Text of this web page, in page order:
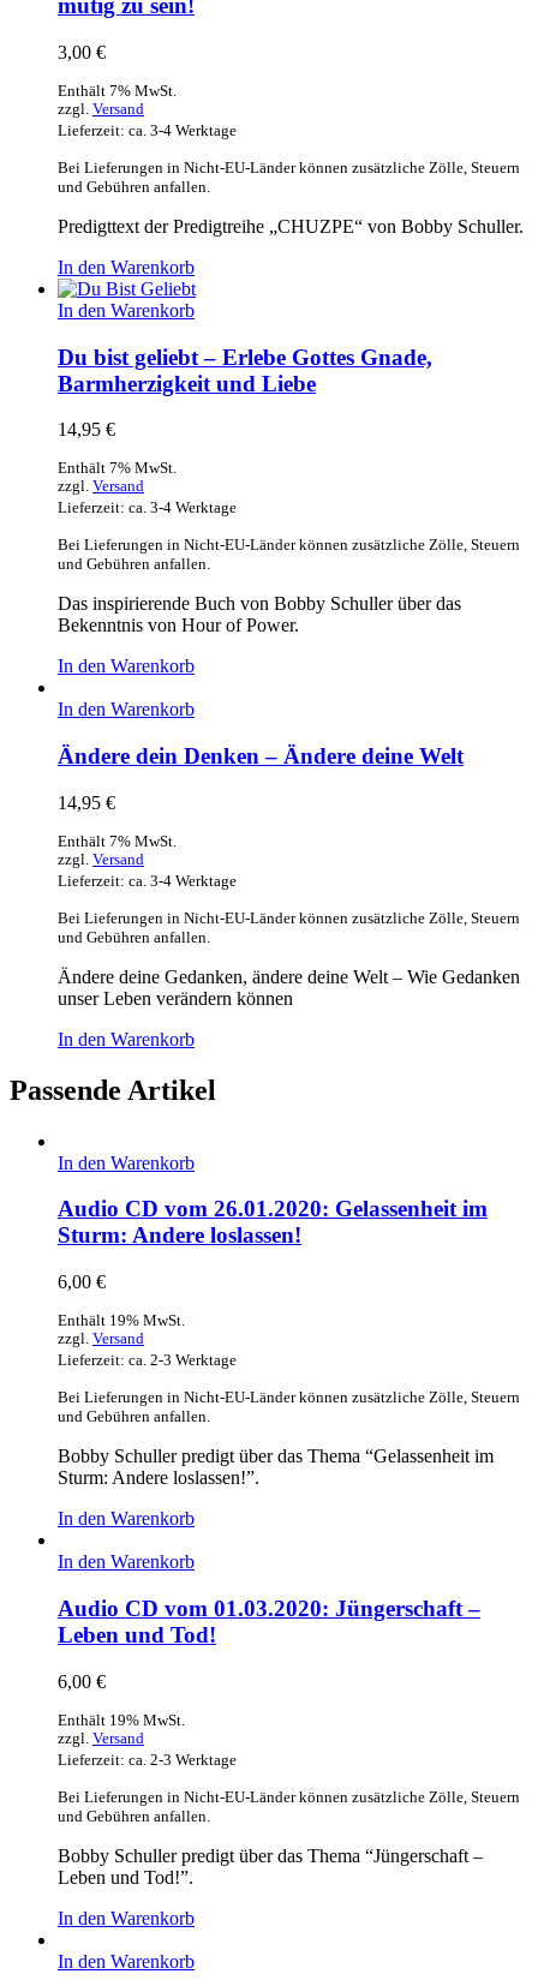
mutig zu sein!
3,00 €
Enthält 7% MwSt.
zzgl. Versand
Lieferzeit: ca. 3-4 Werktage
Bei Lieferungen in Nicht-EU-Länder können zusätzliche Zölle, Steuern
und Gebühren anfallen.
Predigttext der Predigtreihe „CHUZPE“ von Bobby Schuller.
In den Warenkorb
In den Warenkorb
Du bist geliebt – Erlebe Gottes Gnade,
Barmherzigkeit und Liebe
14,95 €
Enthält 7% MwSt.
zzgl. Versand
Lieferzeit: ca. 3-4 Werktage
Bei Lieferungen in Nicht-EU-Länder können zusätzliche Zölle, Steuern
und Gebühren anfallen.
Das inspirierende Buch von Bobby Schuller über das
Bekenntnis von Hour of Power.
In den Warenkorb
In den Warenkorb
Ändere dein Denken – Ändere deine Welt
14,95 €
Enthält 7% MwSt.
zzgl. Versand
Lieferzeit: ca. 3-4 Werktage
Bei Lieferungen in Nicht-EU-Länder können zusätzliche Zölle, Steuern
und Gebühren anfallen.
Ändere deine Gedanken, ändere deine Welt – Wie Gedanken
unser Leben verändern können
In den Warenkorb
Passende Artikel
In den Warenkorb
Audio CD vom 26.01.2020: Gelassenheit im
Sturm: Andere loslassen!
6,00 €
Enthält 19% MwSt.
zzgl. Versand
Lieferzeit: ca. 2-3 Werktage
Bei Lieferungen in Nicht-EU-Länder können zusätzliche Zölle, Steuern
und Gebühren anfallen.
Bobby Schuller predigt über das Thema “Gelassenheit im
Sturm: Andere loslassen!”.
In den Warenkorb
In den Warenkorb
Audio CD vom 01.03.2020: Jüngerschaft –
Leben und Tod!
6,00 €
Enthält 19% MwSt.
zzgl. Versand
Lieferzeit: ca. 2-3 Werktage
Bei Lieferungen in Nicht-EU-Länder können zusätzliche Zölle, Steuern
und Gebühren anfallen.
Bobby Schuller predigt über das Thema “Jüngerschaft –
Leben und Tod!”.
In den Warenkorb
In den Warenkorb